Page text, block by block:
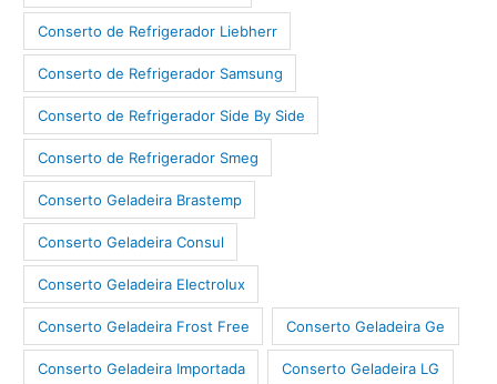
Conserto de Refrigerador Liebherr
Conserto de Refrigerador Samsung
Conserto de Refrigerador Side By Side
Conserto de Refrigerador Smeg
Conserto Geladeira Brastemp
Conserto Geladeira Consul
Conserto Geladeira Electrolux
Conserto Geladeira Frost Free Conserto Geladeira Ge
Conserto Geladeira Importada Conserto Geladeira LG